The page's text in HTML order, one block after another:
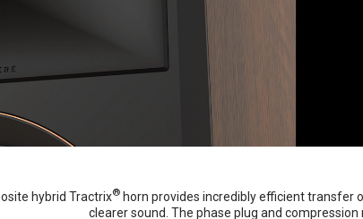
hybrid Tractrix® horn provides incredibly efficient transfer
clearer sound. The phase plug and